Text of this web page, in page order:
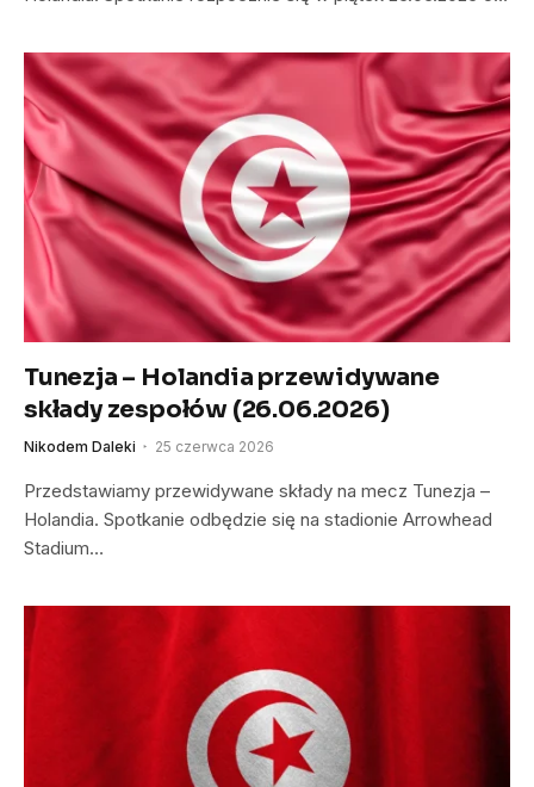
Tunezja – Holandia przewidywane
składy zespołów (26.06.2026)
Nikodem Daleki 25 czerwca 2026
Przedstawiamy przewidywane składy na mecz Tunezja –
Holandia. Spotkanie odbędzie się na stadionie Arrowhead
Stadium…